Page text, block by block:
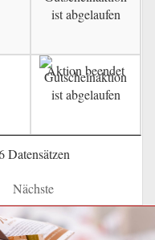
Aktion beendet
Datensätzen
Nächste